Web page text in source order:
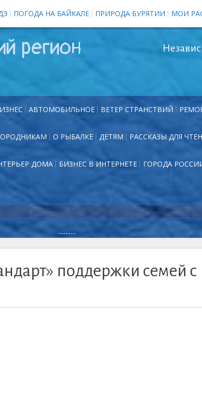
ПОГОДА НА БАЙКАЛЕ ПРИРОДА БУРЯТИИ МОИ
регион
АВТОМОБИЛЬНОЕ ВЕТЕР СТРАНСТВИЙ
О РЫБАЛКЕ ДЕТЯМ РАССКАЗЫ ДЛЯ
ДОМА БИЗНЕС В ИНТЕРНЕТЕ ГОРОДА
-------
поддержки семей с